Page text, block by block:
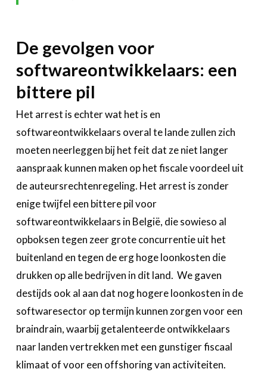
De gevolgen voor
softwareontwikkelaars: een
bittere pil
Het arrest is echter wat het is en
softwareontwikkelaars overal te lande zullen zich
moeten neerleggen bij het feit dat ze niet langer
aanspraak kunnen maken op het fiscale voordeel uit
de auteursrechtenregeling. Het arrest is zonder
enige twijfel een bittere pil voor
softwareontwikkelaars in België, die sowieso al
opboksen tegen zeer grote concurrentie uit het
buitenland en tegen de erg hoge loonkosten die
drukken op alle bedrijven in dit land. We gaven
destijds ook al aan dat nog hogere loonkosten in de
softwaresector op termijn kunnen zorgen voor een
braindrain, waarbij getalenteerde ontwikkelaars
naar landen vertrekken met een gunstiger fiscaal
klimaat of voor een offshoring van activiteiten.